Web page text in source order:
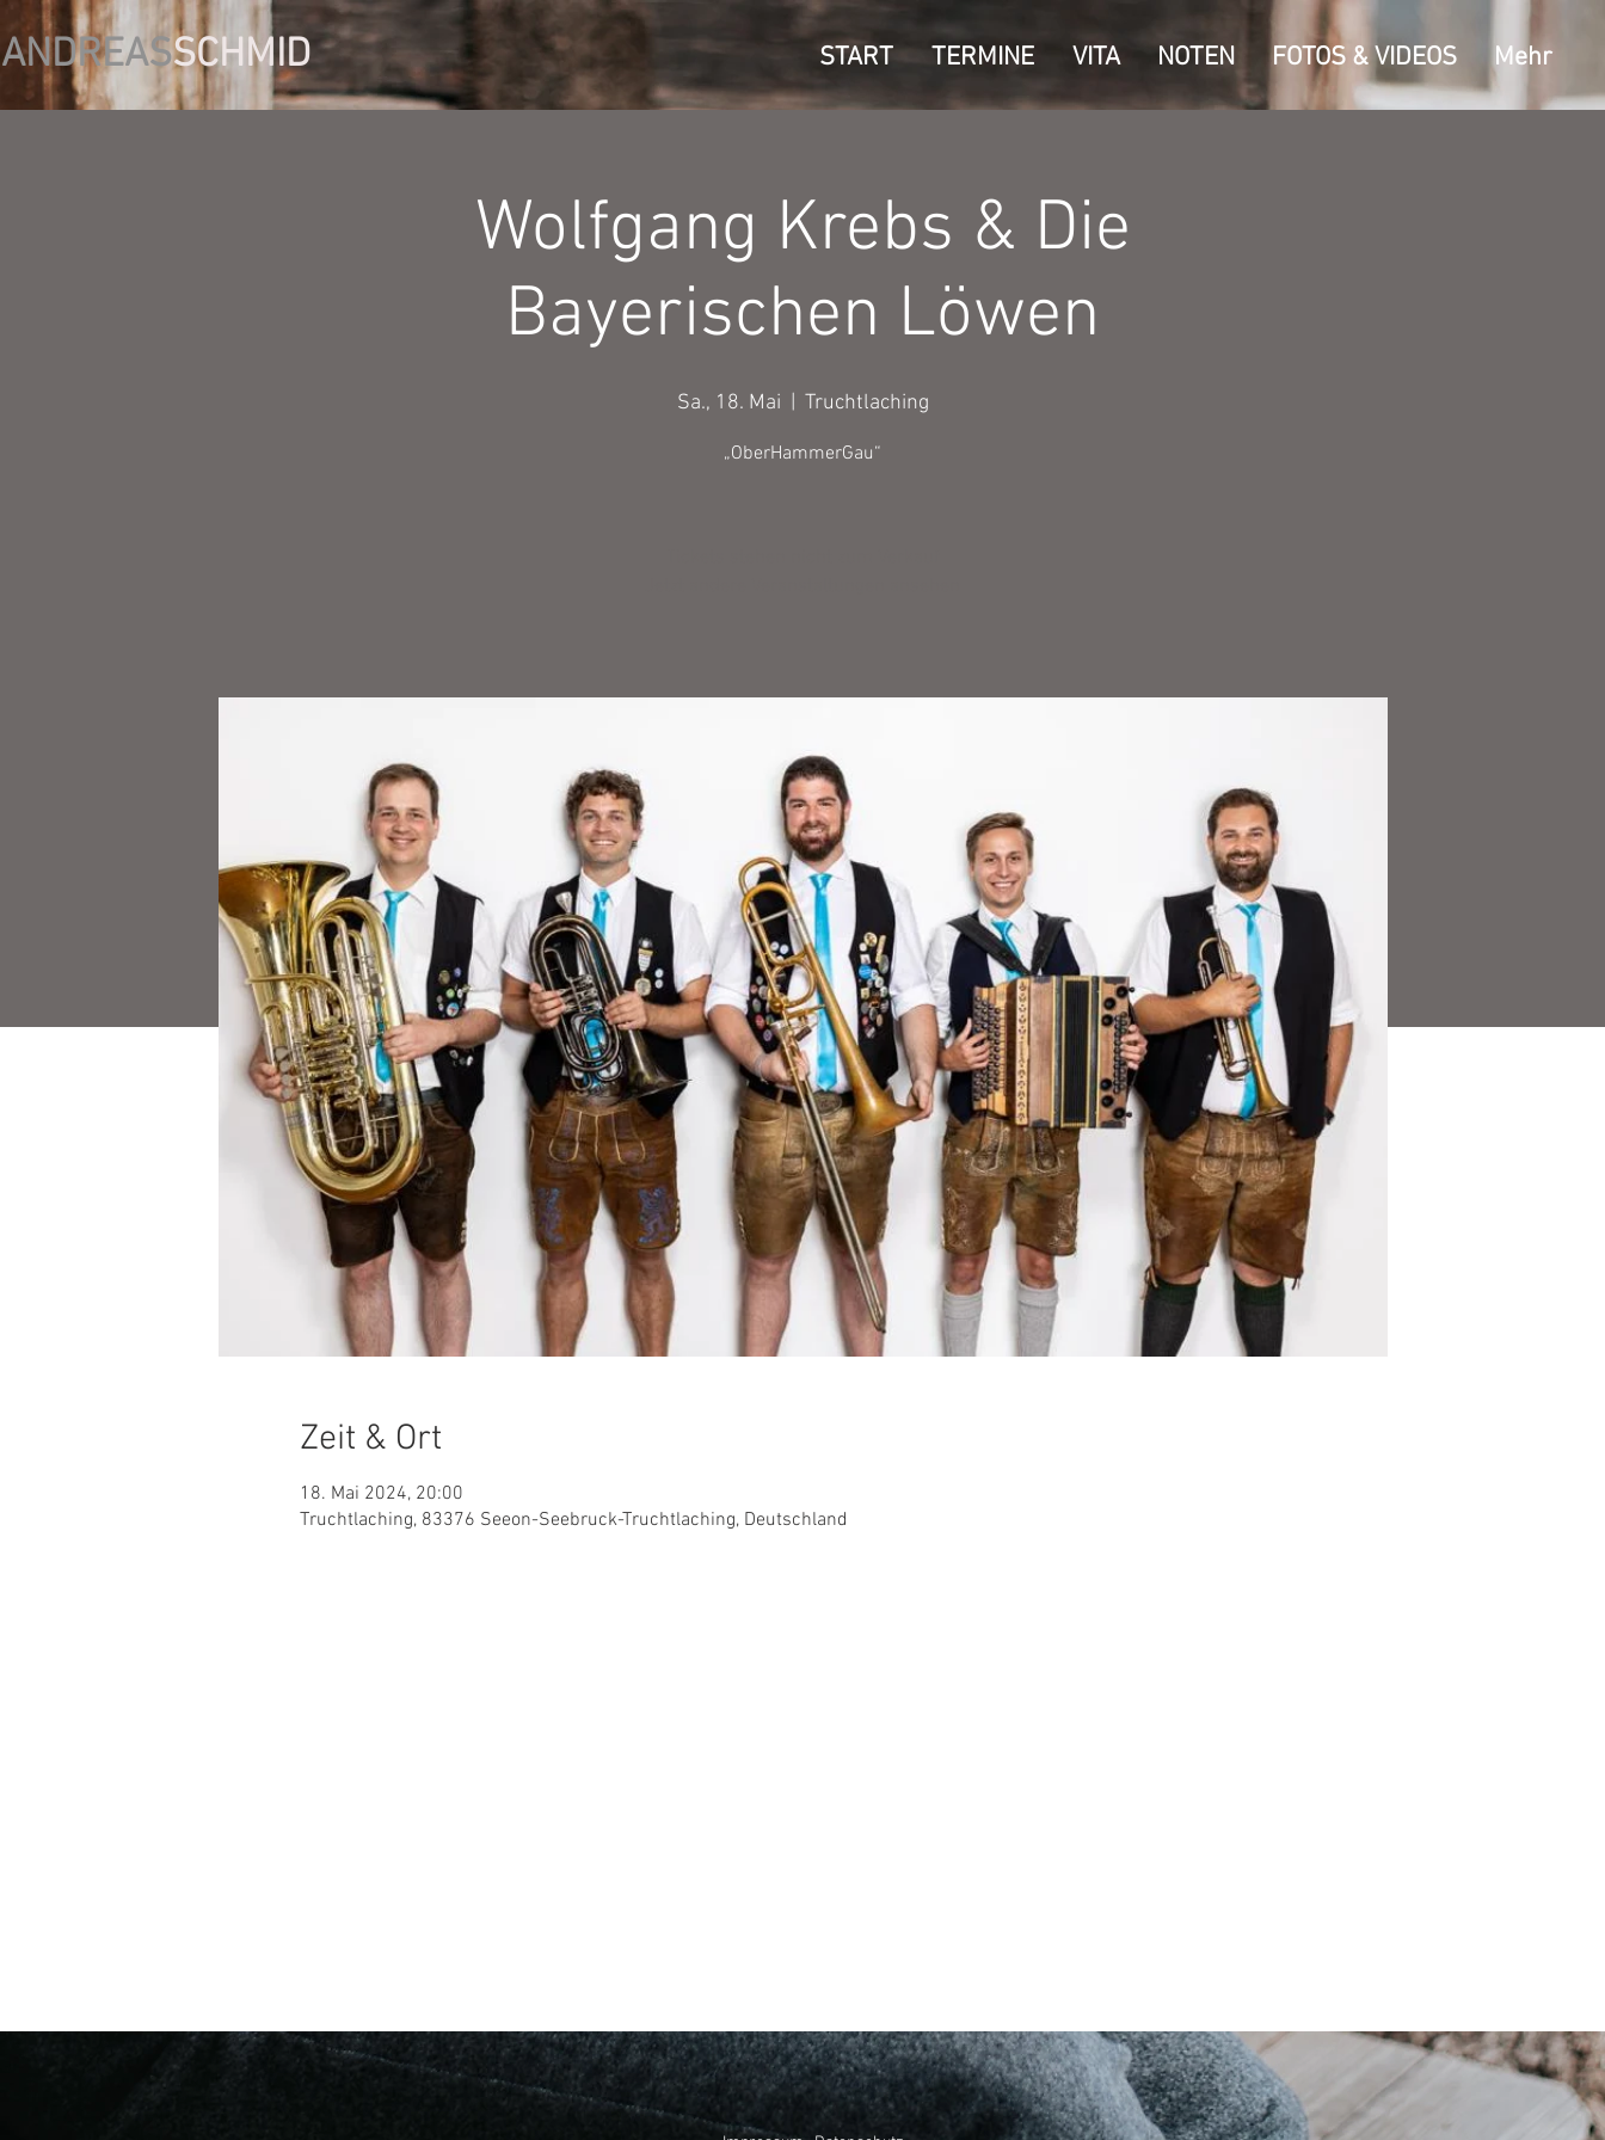
ANDREASSCHMID START TERMINE VITA NOTEN FOTOS & VIDEOS Mehr
Wolfgang Krebs & Die
Bayerischen Löwen
Sa., 18. Mai Truchtlaching
„OberHammerGau“
Zeit & Ort
18. Mai 2024, 20:00
Truchtlaching, 83376 Seeon-Seebruck-Truchtlaching, Deutschland